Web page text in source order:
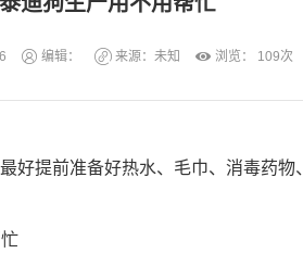
编辑： 来源：未知 浏览： 109次
好提前准备好热水、毛巾、消毒药物